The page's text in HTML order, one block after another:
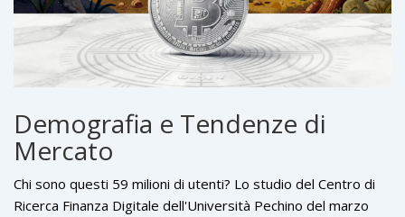
Demografia e Tendenze di
Mercato
Chi sono questi 59 milioni di utenti? Lo studio del Centro di
Ricerca Finanza Digitale dell'Università Pechino del marzo